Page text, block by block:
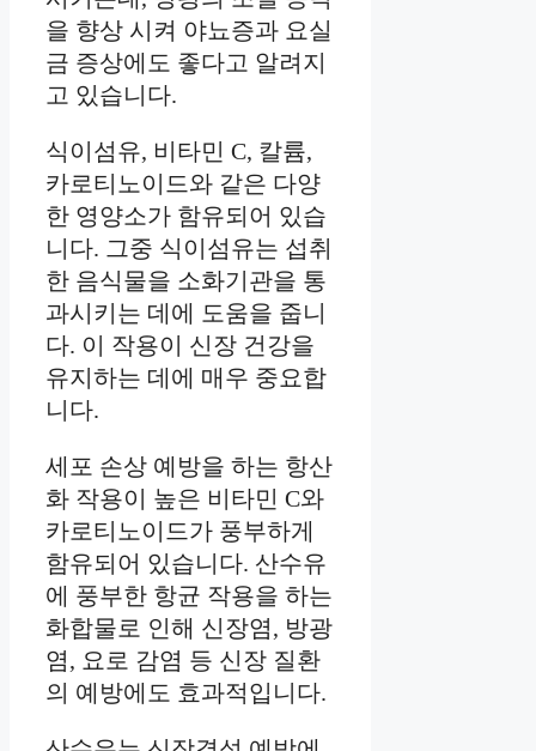
을 향상 시켜 야뇨증과 요실
금 증상에도 좋다고 알려지
고 있습니다.
식이섬유, 비타민 C, 칼륨,
카로티노이드와 같은 다양
한 영양소가 함유되어 있습
니다. 그중 식이섬유는 섭취
한 음식물을 소화기관을 통
과시키는 데에 도움을 줍니
다. 이 작용이 신장 건강을
유지하는 데에 매우 중요합
니다.
세포 손상 예방을 하는 항산
화 작용이 높은 비타민 C와
카로티노이드가 풍부하게
함유되어 있습니다. 산수유
에 풍부한 항균 작용을 하는
화합물로 인해 신장염, 방광
염, 요로 감염 등 신장 질환
의 예방에도 효과적입니다.